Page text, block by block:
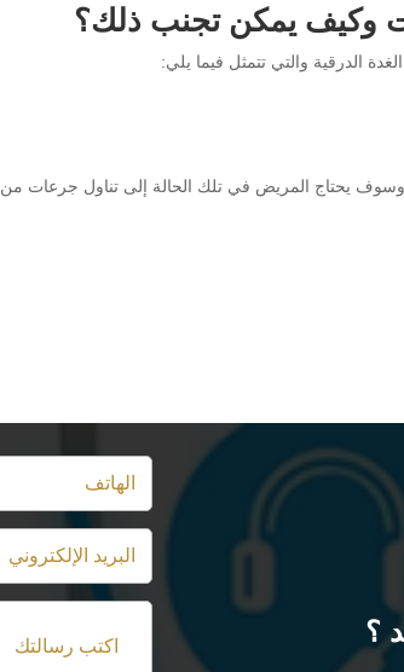
وكيف يمكن تجنب ذلك؟
الدرقية والتي تتمثل فيما يلي:
وسوف يحتاج المريض في تلك الحالة إلى تناول جرعات من
؟